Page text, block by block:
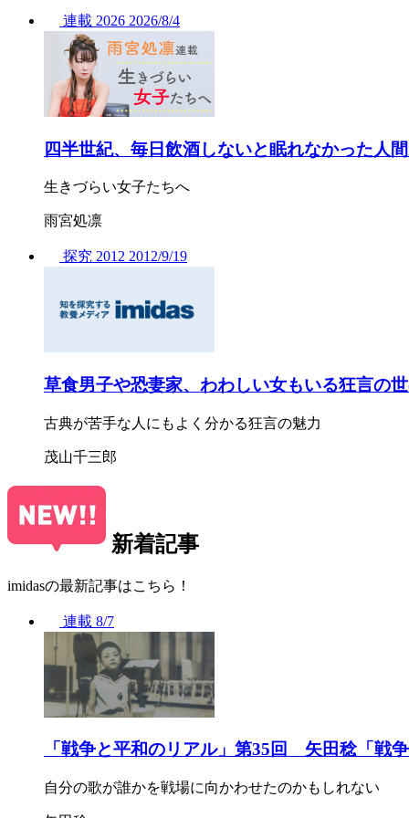
連載 2026 2026/8/4
四半世紀、毎日飲酒しないと眠れなかった人
生きづらい女子たちへ
雨宮処凛
探究 2012 2012/9/19
草食男子や恐妻家、わわしい女もいる狂言の
古典が苦手な人にもよく分かる狂言の魅力
茂山千三郎
新着記事
imidasの最新記事はこちら！
連載 8/7
「戦争と平和のリアル」第35回 矢田稔「戦
自分の歌が誰かを戦場に向かわせたのかもしれない